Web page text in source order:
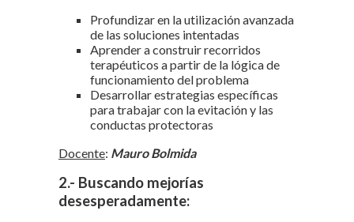
Profundizar en la utilización avanzada
de las soluciones intentadas
Aprender a construir recorridos
terapéuticos a partir de la lógica de
funcionamiento del problema
Desarrollar estrategias específicas
para trabajar con la evitación y las
conductas protectoras
Docente: Mauro Bolmida
2.- Buscando mejorías
desesperadamente: